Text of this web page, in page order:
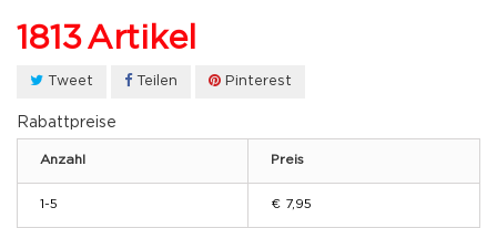
1813Artikel
Tweet Teilen Pinterest
Rabattpreise
Anzahl Preis
1-5 € 7,95